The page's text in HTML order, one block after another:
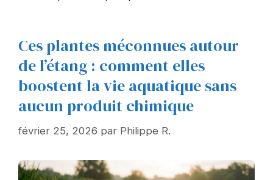
Ces plantes méconnues autour
de l’étang : comment elles
boostent la vie aquatique sans
aucun produit chimique
février 25, 2026 par Philippe R.